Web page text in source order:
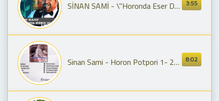
3:55
SİNAN SAMİ - \"Horonda Eser Durur\" #karadenizşarkıları #music #trending #video #klip
8:02
Sinan Sami - Horon Potpori 1- 2- 3 (Oturun Oturanlar - Bir Duman Aldı Dağı - Çekmecenin Kildi )